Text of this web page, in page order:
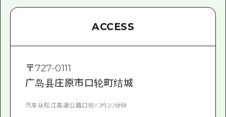
ACCESS
〒727-0111
广岛县庄原市口轮町结城
汽车从松江高速公路口轮IC约20分钟